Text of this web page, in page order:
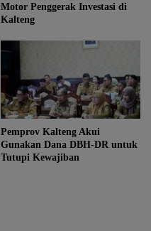
Motor Penggerak Investasi di
Kalteng
Pemprov Kalteng Akui
Gunakan Dana DBH-DR untuk
Tutupi Kewajiban